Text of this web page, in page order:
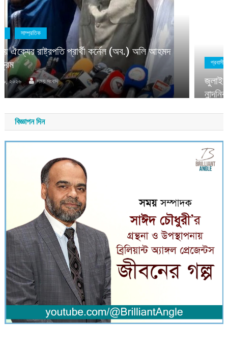
বিজ্ঞাপন দিন